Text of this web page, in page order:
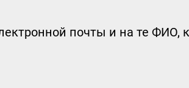
почты и на те ФИО,